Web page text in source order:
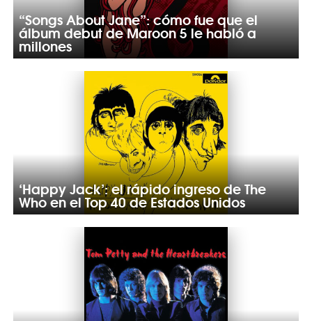
“Songs About Jane”: cómo fue que el
álbum debut de Maroon 5 le habló a
millones
‘Happy Jack’: el rápido ingreso de The
Who en el Top 40 de Estados Unidos